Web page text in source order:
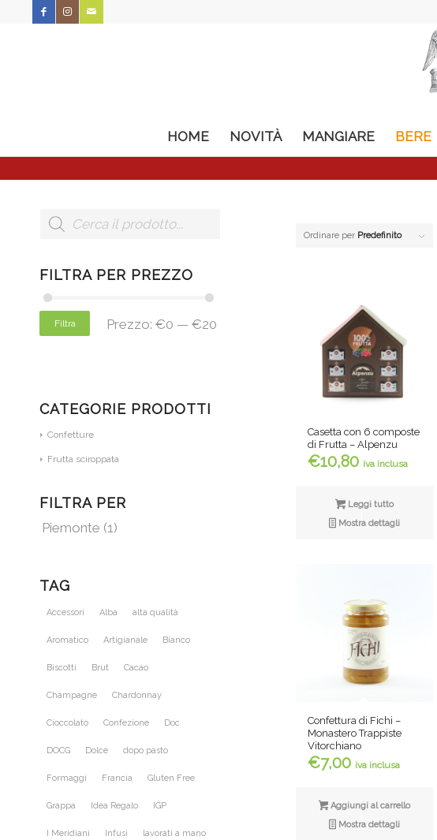
HOME NOVITÀ MANGIARE BERE
Ordinare per Predefinito
Casetta con 6 composte
di Frutta – Alpenzu
€10,80 iva inclusa
Leggi tutto
Mostra dettagli
Confettura di Fichi –
Monastero Trappiste
Vitorchiano
€7,00 iva inclusa
Aggiungi al carrello
Mostra dettagli
FILTRA PER PREZZO
Filtra Prezzo: €0 — €20
CATEGORIE PRODOTTI
Confetture
Frutta sciroppata
FILTRA PER
Piemonte (1)
TAG
Accessori Alba alta qualità
Aromatico Artigianale Bianco
Biscotti Brut Cacao
Champagne Chardonnay
Cioccolato Confezione Doc
DOCG Dolce dopo pasto
Formaggi Francia Gluten Free
Grappa Idea Regalo IGP
I Meridiani Infusi lavorati a mano